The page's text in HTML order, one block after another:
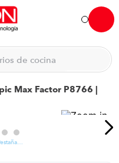
de cocina
Max Factor P8766 |
Máscara de Pestañas False Lashepic Max Factor P8766 | Black 10075466-W